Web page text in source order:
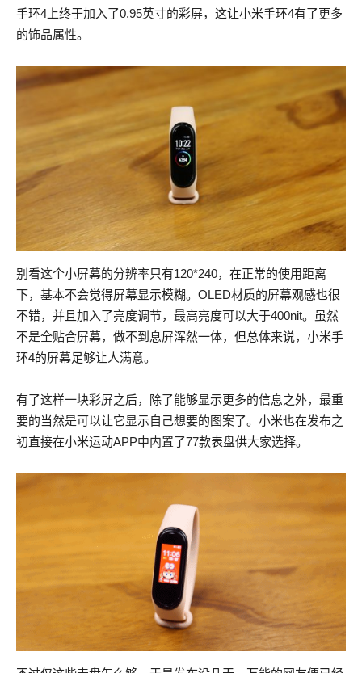
手环4上终于加入了0.95英寸的彩屏，这让小米手环4有了更多
的饰品属性。
别看这个小屏幕的分辨率只有120*240，在正常的使用距离
下，基本不会觉得屏幕显示模糊。OLED材质的屏幕观感也很
不错，并且加入了亮度调节，最高亮度可以大于400nit。虽然
不是全贴合屏幕，做不到息屏浑然一体，但总体来说，小米手
环4的屏幕足够让人满意。
有了这样一块彩屏之后，除了能够显示更多的信息之外，最重
要的当然是可以让它显示自己想要的图案了。小米也在发布之
初直接在小米运动APP中内置了77款表盘供大家选择。